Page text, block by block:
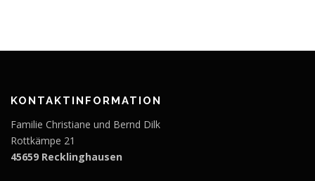
KONTAKTINFORMATION
Familie Christiane und Bernd Dilk
Rottkämpe 21
45659 Recklinghausen